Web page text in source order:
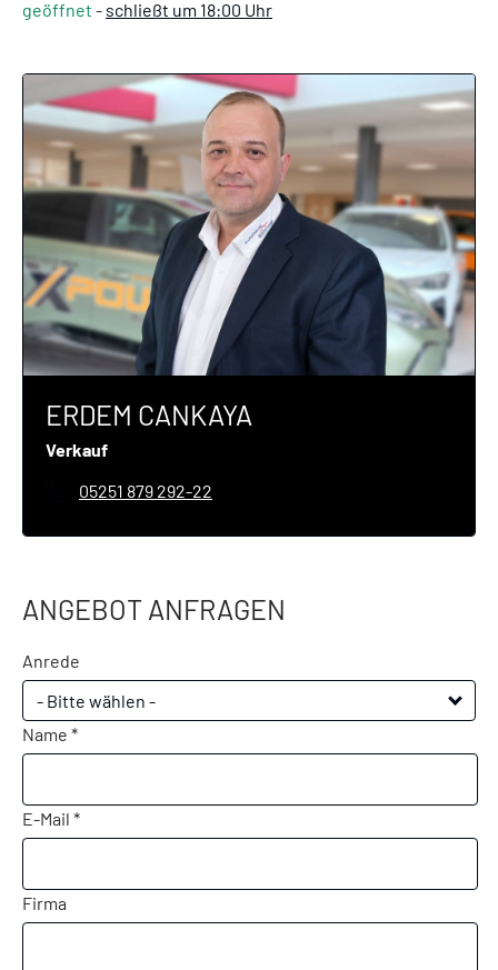
geöffnet - schließt um 18:00 Uhr
ERDEM CANKAYA
Verkauf
05251 879 292-22
ANGEBOT ANFRAGEN
Anrede
- Bitte wählen -
Name *
E-Mail *
Firma